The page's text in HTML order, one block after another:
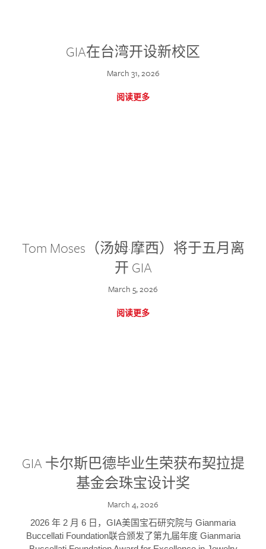
GIA在台湾开设新校区
March 31, 2026
阅读更多
Tom Moses（汤姆·摩西）将于五月离
开 GIA
March 5, 2026
阅读更多
GIA 卡尔斯巴德毕业生荣获布契拉提
基金会珠宝设计奖
March 4, 2026
2026 年 2 月 6 日，GIA美国宝石研究院与 Gianmaria
Buccellati Foundation联合颁发了第九届年度 Gianmaria